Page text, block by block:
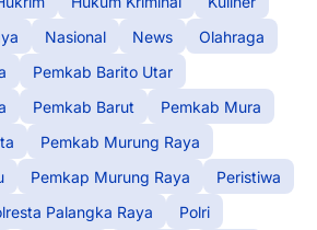
Nasional News
Olahraga
Pemkab Barito Utar
Pemkab Barut
Pemkab Mura
Pemkab Murung Raya
Pemkap Murung Raya
Peristiwa
Palangka Raya
Polri